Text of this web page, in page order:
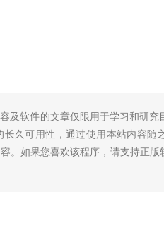
及软件的文章仅限用于学习和研究
久可用性，通过使用本站内容随
。如果您喜欢该程序，请支持正版